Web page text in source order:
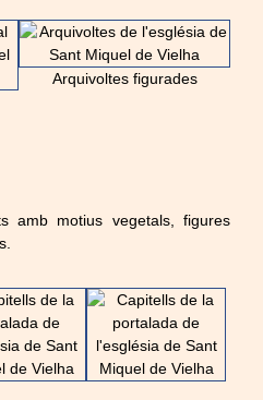
Arquivoltes figurades
amb motius vegetals, figures